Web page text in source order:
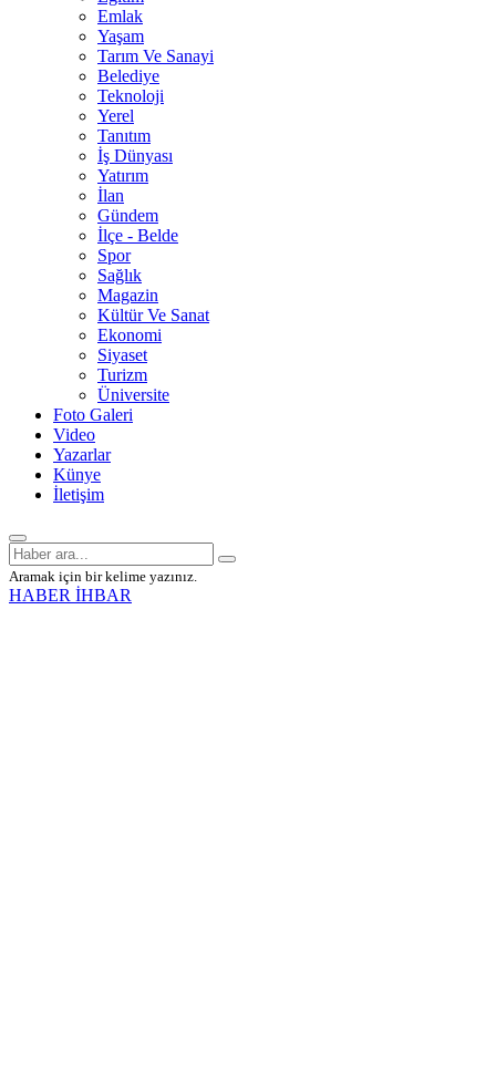
Emlak
Yaşam
Tarım Ve Sanayi
Belediye
Teknoloji
Yerel
Tanıtım
İş Dünyası
Yatırım
İlan
Gündem
İlçe - Belde
Spor
Sağlık
Magazin
Kültür Ve Sanat
Ekonomi
Siyaset
Turizm
Üniversite
Foto Galeri
Video
Yazarlar
Künye
İletişim
Aramak için bir kelime yazınız.
HABER İHBAR